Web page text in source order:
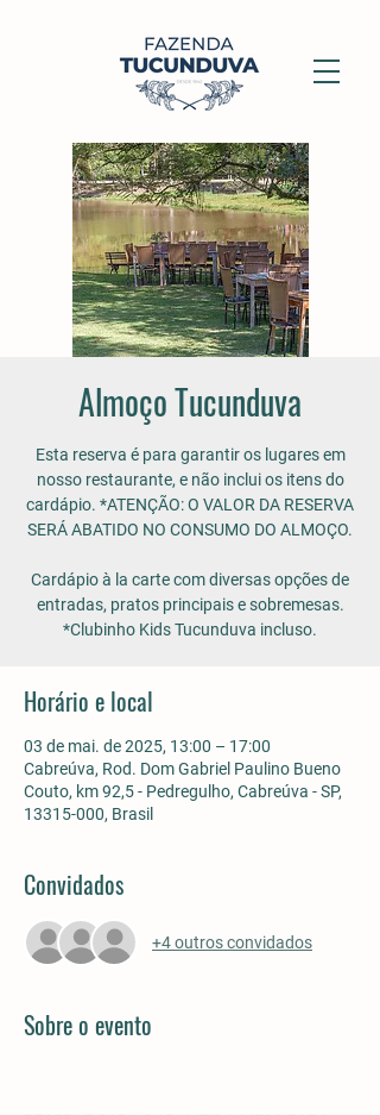
Almoço Tucunduva
Esta reserva é para garantir os lugares em
nosso restaurante, e não inclui os itens do
cardápio. *ATENÇÃO: O VALOR DA RESERVA
SERÁ ABATIDO NO CONSUMO DO ALMOÇO.
Cardápio à la carte com diversas opções de
entradas, pratos principais e sobremesas.
*Clubinho Kids Tucunduva incluso.
Horário e local
03 de mai. de 2025, 13:00 – 17:00
Cabreúva, Rod. Dom Gabriel Paulino Bueno
Couto, km 92,5 - Pedregulho, Cabreúva - SP,
13315-000, Brasil
Convidados
+4 outros convidados
Sobre o evento